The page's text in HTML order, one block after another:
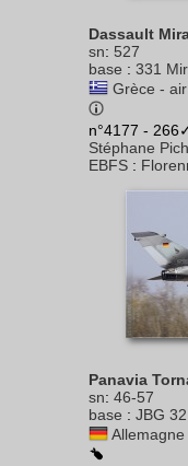
Dassault
sn: 527
base : 331
Grèce -
n°4177 -
Stéphane
EBFS :
Panavia
sn: 46-57
base : JBG